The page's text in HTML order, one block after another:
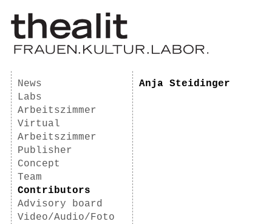
News
Labs
Arbeitszimmer
Virtual
Arbeitszimmer
Publisher
Concept
Team
Contributors
Advisory board
Video/Audio/Foto
Anja Steidinger